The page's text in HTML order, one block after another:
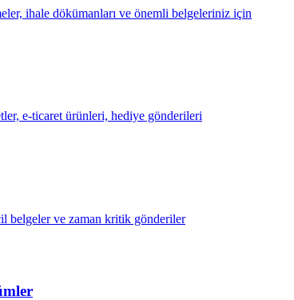
ihale dökümanları ve önemli belgeleriniz için
e-ticaret ürünleri, hediye gönderileri
belgeler ve zaman kritik gönderiler